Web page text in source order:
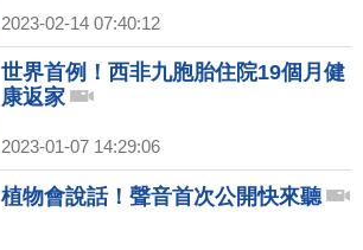
2023-02-14 07:40:12
世界首例！西非九胞胎住院19個月健
康返家
2023-01-07 14:29:06
植物會說話！聲音首次公開快來聽